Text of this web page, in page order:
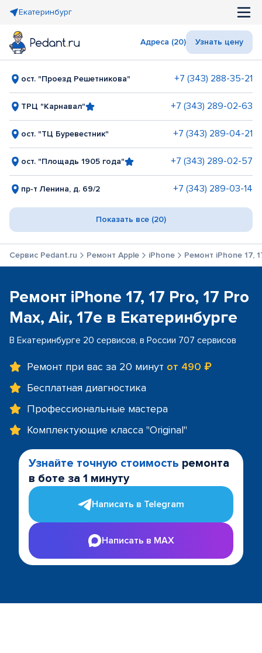
Екатеринбург
Адреса (20) Узнать цену
ост. "Проезд Решетникова" +7 (343) 288-35-21
ТРЦ "Карнавал" +7 (343) 289-02-63
ост. "ТЦ Буревестник" +7 (343) 289-04-21
ост. "Площадь 1905 года" +7 (343) 289-02-57
пр-т Ленина, д. 69/2 +7 (343) 289-03-14
Показать все (20)
Сервис Pedant.ru Ремонт Apple iPhone Ремонт iPhone 17,
Ремонт iPhone 17, 17 Pro, 17 Pro
Max, Air, 17e в Екатеринбурге
В Екатеринбурге 20 сервисов, в России 707 сервисов
Ремонт при вас за 20 минут от 490 ₽
Бесплатная диагностика
Профессиональные мастера
Комплектующие класса "Original"
Узнайте точную стоимость ремонта
в боте за 1 минуту
Написать в Telegram
Написать в MAX